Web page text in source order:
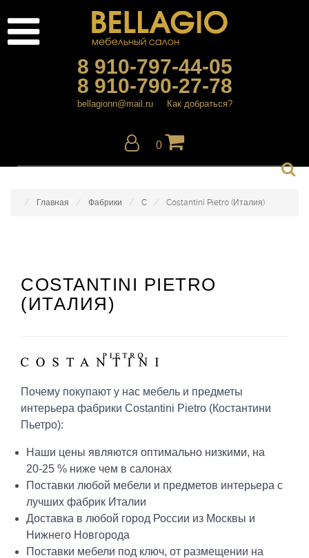
8 910-797-44-05
8 910-790-27-78
bellagionn@mail.ru Как добраться?
0
Главная Фабрики C Costantini Pietro (Италия)
COSTANTINI PIETRO
(ИТАЛИЯ)
Почему покупают у нас мебель и предметы
интерьера фабрики Costantini Pietro (Костантини
Пьетро):
Наши цены являются оптимально низкими, на
20-25 % ниже чем в салонах
Поставки любой мебели и предметов интерьера с
лучших фабрик Италии
Доставка в любой город России из Москвы и
Нижнего Новгорода
Поставки мебели под ключ, от размещении на